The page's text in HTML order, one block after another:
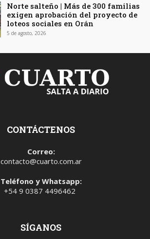
Norte salteño | Más de 300 familias
exigen aprobación del proyecto de
loteos sociales en Orán
5 de agosto, 2026
CONTÁCTENOS
Correo:
contacto@cuarto.com.ar
Teléfono y Whatsapp:
+54 9 0387 4496462
SÍGANOS